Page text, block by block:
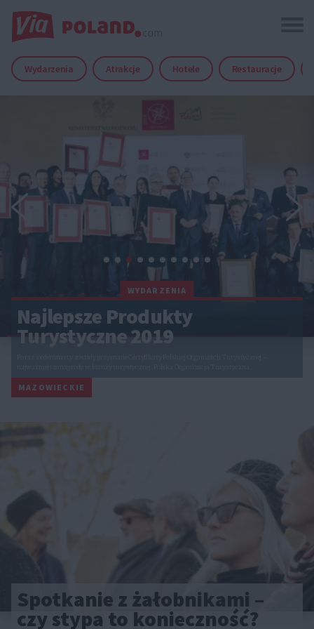
Wydarzenia Atrakcje Hotele Restauracje
WYDARZENIA
Najlepsze Produkty
Turystyczne 2019
MAZOWIECKIE
Spotkanie z żałobnikami –
czy stypa to konieczność?